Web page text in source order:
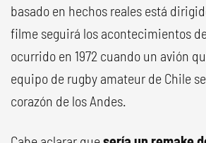
basado en hechos reales está
filme seguirá los acontecimientos
ocurrido en 1972 cuando un avión
equipo de rugby amateur de Chile
corazón de los Andes.